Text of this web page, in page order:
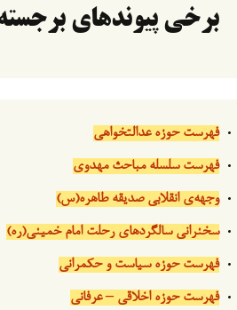
برخی پیوندهای
فهرست حوزه عدالتخواهی
فهرست سلسله مباحث مهدوی
وجهه‌ی انقلابی صدیقه طاهره(س)
سخنرانی سالگردهای رحلت امام خمینی(ره)
فهرست حوزه سیاست و حکمرانی
فهرست حوزه اخلاقی – عرفانی